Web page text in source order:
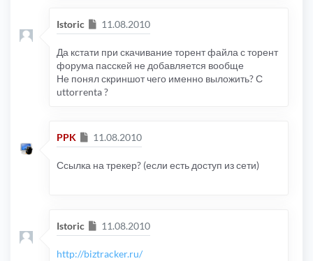
Istoric Сообщение
11.08.2010
Да кстати при скачивание торент файла с торент
форума пасскей не добавляется вообще
Не понял скриншот чего именно выложить? С
uttorrenta ?
PPK Сообщение
11.08.2010
Ссылка на трекер? (если есть доступ из сети)
Istoric Сообщение
11.08.2010
http://biztracker.ru/